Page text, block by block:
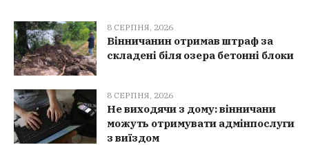
8 СЕРПНЯ, 2026
Вінничанин отримав штраф за
складені біля озера бетонні блоки
8 СЕРПНЯ, 2026
Не виходячи з дому: вінничани
можуть отримувати адмінпослуги
з виїздом